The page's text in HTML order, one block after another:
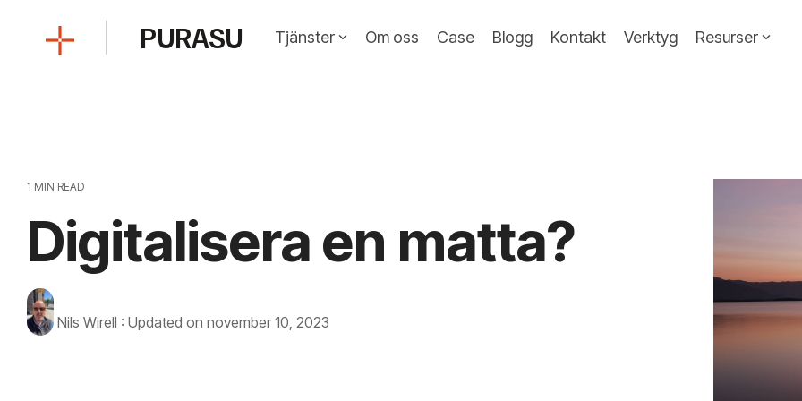
PURASU Tjänster Om oss Case Blogg Kontakt Verktyg Resurser
1 MIN READ
Digitalisera en matta?
Nils Wirell : Updated on november 10, 2023